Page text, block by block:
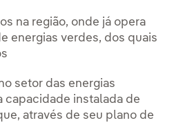
na região, onde já opera
energias verdes, dos quais
setor das energias
capacidade instalada de
através de seu plano de